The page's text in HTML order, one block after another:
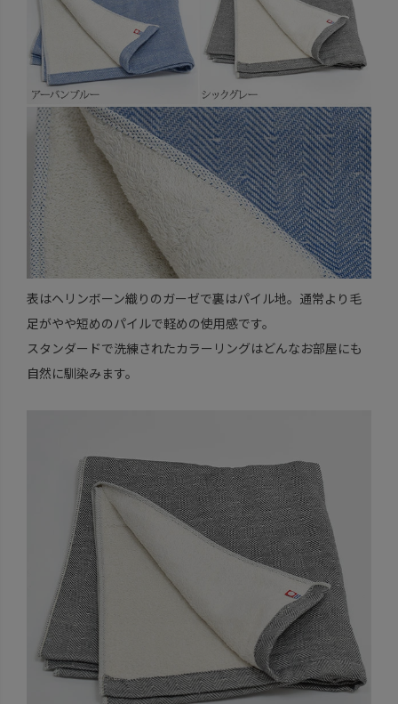
表はヘリンボーン織りのガーゼで裏はパイル地。通常より毛
足がやや短めのパイルで軽めの使用感です。
スタンダードで洗練されたカラーリングはどんなお部屋にも
自然に馴染みます。